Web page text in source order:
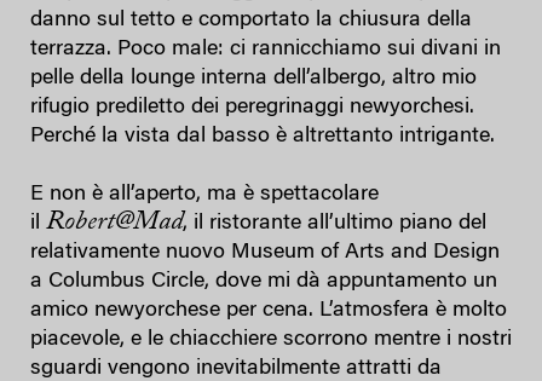
danno sul tetto e comportato la chiusura della
terrazza. Poco male: ci rannicchiamo sui divani in
pelle della lounge interna dell’albergo, altro mio
rifugio prediletto dei peregrinaggi newyorchesi.
Perché la vista dal basso è altrettanto intrigante.
E non è all’aperto, ma è spettacolare
il Robert@Mad, il ristorante all’ultimo piano del
relativamente nuovo Museum of Arts and Design
a Columbus Circle, dove mi dà appuntamento un
amico newyorchese per cena. L’atmosfera è molto
piacevole, e le chiacchiere scorrono mentre i nostri
sguardi vengono inevitabilmente attratti da